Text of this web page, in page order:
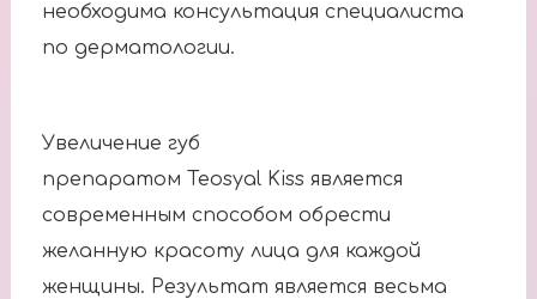
необходима консультация специалиста
по дерматологии.
Увеличение губ
препаратом Teosyal Kiss является
современным способом обрести
желанную красоту лица для каждой
женщины. Результат является весьма